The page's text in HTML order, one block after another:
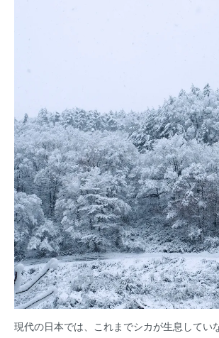
現代の日本では、これまでシカが生息してい